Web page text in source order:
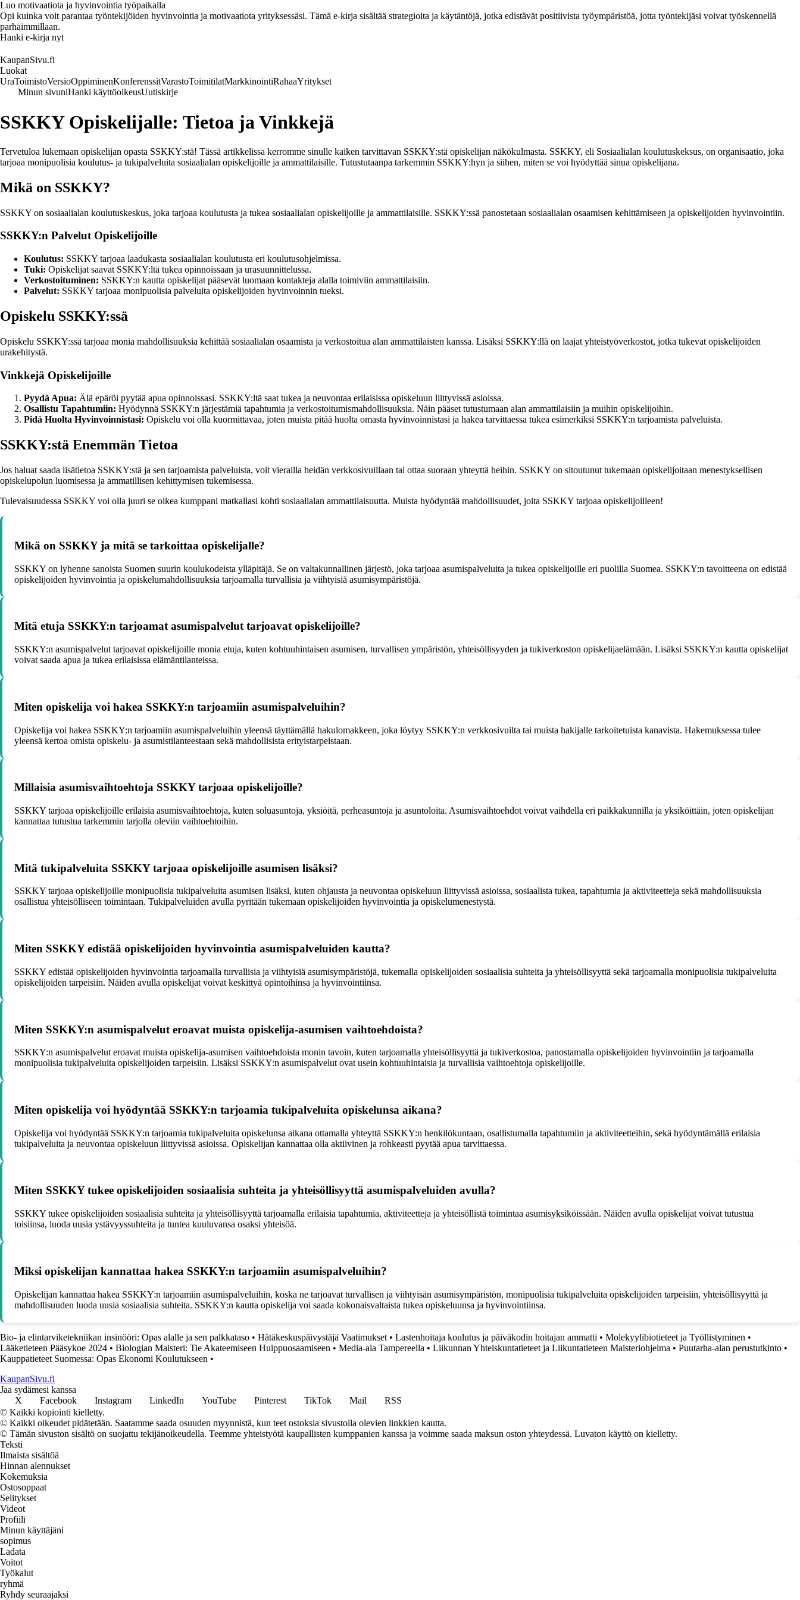
Luo motivaatiota ja hyvinvointia työpaikalla
Opi kuinka voit parantaa työntekijöiden hyvinvointia ja motivaatiota yrityksessäsi. Tämä e-kirja sisältää strategioita ja käytäntöjä, jotka edistävät positiivista työympäristöä, jotta työntekijäsi voivat työskennellä
parhaimmillaan.
Hanki e-kirja nyt
KaupanSivu.fi
Luokat
UraToimistoVersioOppiminenKonferenssitVarastoToimitilatMarkkinointiRahaaYritykset
Minun sivuniHanki käyttöoikeusUutiskirje
SSKKY Opiskelijalle: Tietoa ja Vinkkejä
Tervetuloa lukemaan opiskelijan opasta SSKKY:stä! Tässä artikkelissa kerromme sinulle kaiken tarvittavan SSKKY:stä opiskelijan näkökulmasta. SSKKY, eli Sosiaalialan koulutuskeksus, on organisaatio, joka
tarjoaa monipuolisia koulutus- ja tukipalveluita sosiaalialan opiskelijoille ja ammattilaisille. Tutustutaanpa tarkemmin SSKKY:hyn ja siihen, miten se voi hyödyttää sinua opiskelijana.
Mikä on SSKKY?
SSKKY on sosiaalialan koulutuskeskus, joka tarjoaa koulutusta ja tukea sosiaalialan opiskelijoille ja ammattilaisille. SSKKY:ssä panostetaan sosiaalialan osaamisen kehittämiseen ja opiskelijoiden hyvinvointiin.
SSKKY:n Palvelut Opiskelijoille
Koulutus: SSKKY tarjoaa laadukasta sosiaalialan koulutusta eri koulutusohjelmissa.
Tuki: Opiskelijat saavat SSKKY:ltä tukea opinnoissaan ja urasuunnittelussa.
Verkostoituminen: SSKKY:n kautta opiskelijat pääsevät luomaan kontakteja alalla toimiviin ammattilaisiin.
Palvelut: SSKKY tarjoaa monipuolisia palveluita opiskelijoiden hyvinvoinnin tueksi.
Opiskelu SSKKY:ssä
Opiskelu SSKKY:ssä tarjoaa monia mahdollisuuksia kehittää sosiaalialan osaamista ja verkostoitua alan ammattilaisten kanssa. Lisäksi SSKKY:llä on laajat yhteistyöverkostot, jotka tukevat opiskelijoiden
urakehitystä.
Vinkkejä Opiskelijoille
Pyydä Apua: Älä epäröi pyytää apua opinnoissasi. SSKKY:ltä saat tukea ja neuvontaa erilaisissa opiskeluun liittyvissä asioissa.
Osallistu Tapahtumiin: Hyödynnä SSKKY:n järjestämiä tapahtumia ja verkostoitumismahdollisuuksia. Näin pääset tutustumaan alan ammattilaisiin ja muihin opiskelijoihin.
Pidä Huolta Hyvinvoinnistasi: Opiskelu voi olla kuormittavaa, joten muista pitää huolta omasta hyvinvoinnistasi ja hakea tarvittaessa tukea esimerkiksi SSKKY:n tarjoamista palveluista.
SSKKY:stä Enemmän Tietoa
Jos haluat saada lisätietoa SSKKY:stä ja sen tarjoamista palveluista, voit vierailla heidän verkkosivuillaan tai ottaa suoraan yhteyttä heihin. SSKKY on sitoutunut tukemaan opiskelijoitaan menestyksellisen
opiskelupolun luomisessa ja ammatillisen kehittymisen tukemisessa.
Tulevaisuudessa SSKKY voi olla juuri se oikea kumppani matkallasi kohti sosiaalialan ammattilaisuutta. Muista hyödyntää mahdollisuudet, joita SSKKY tarjoaa opiskelijoilleen!
Mikä on SSKKY ja mitä se tarkoittaa opiskelijalle?
SSKKY on lyhenne sanoista Suomen suurin koulukodeista ylläpitäjä. Se on valtakunnallinen järjestö, joka tarjoaa asumispalveluita ja tukea opiskelijoille eri puolilla Suomea. SSKKY:n tavoitteena on edistää
opiskelijoiden hyvinvointia ja opiskelumahdollisuuksia tarjoamalla turvallisia ja viihtyisiä asumisympäristöjä.
Mitä etuja SSKKY:n tarjoamat asumispalvelut tarjoavat opiskelijoille?
SSKKY:n asumispalvelut tarjoavat opiskelijoille monia etuja, kuten kohtuuhintaisen asumisen, turvallisen ympäristön, yhteisöllisyyden ja tukiverkoston opiskelijaelämään. Lisäksi SSKKY:n kautta opiskelijat
voivat saada apua ja tukea erilaisissa elämäntilanteissa.
Miten opiskelija voi hakea SSKKY:n tarjoamiin asumispalveluihin?
Opiskelija voi hakea SSKKY:n tarjoamiin asumispalveluihin yleensä täyttämällä hakulomakkeen, joka löytyy SSKKY:n verkkosivuilta tai muista hakijalle tarkoitetuista kanavista. Hakemuksessa tulee
yleensä kertoa omista opiskelu- ja asumistilanteestaan sekä mahdollisista erityistarpeistaan.
Millaisia asumisvaihtoehtoja SSKKY tarjoaa opiskelijoille?
SSKKY tarjoaa opiskelijoille erilaisia asumisvaihtoehtoja, kuten soluasuntoja, yksiöitä, perheasuntoja ja asuntoloita. Asumisvaihtoehdot voivat vaihdella eri paikkakunnilla ja yksiköittäin, joten opiskelijan
kannattaa tutustua tarkemmin tarjolla oleviin vaihtoehtoihin.
Mitä tukipalveluita SSKKY tarjoaa opiskelijoille asumisen lisäksi?
SSKKY tarjoaa opiskelijoille monipuolisia tukipalveluita asumisen lisäksi, kuten ohjausta ja neuvontaa opiskeluun liittyvissä asioissa, sosiaalista tukea, tapahtumia ja aktiviteetteja sekä mahdollisuuksia
osallistua yhteisölliseen toimintaan. Tukipalveluiden avulla pyritään tukemaan opiskelijoiden hyvinvointia ja opiskelumenestystä.
Miten SSKKY edistää opiskelijoiden hyvinvointia asumispalveluiden kautta?
SSKKY edistää opiskelijoiden hyvinvointia tarjoamalla turvallisia ja viihtyisiä asumisympäristöjä, tukemalla opiskelijoiden sosiaalisia suhteita ja yhteisöllisyyttä sekä tarjoamalla monipuolisia tukipalveluita
opiskelijoiden tarpeisiin. Näiden avulla opiskelijat voivat keskittyä opintoihinsa ja hyvinvointiinsa.
Miten SSKKY:n asumispalvelut eroavat muista opiskelija-asumisen vaihtoehdoista?
SSKKY:n asumispalvelut eroavat muista opiskelija-asumisen vaihtoehdoista monin tavoin, kuten tarjoamalla yhteisöllisyyttä ja tukiverkostoa, panostamalla opiskelijoiden hyvinvointiin ja tarjoamalla
monipuolisia tukipalveluita opiskelijoiden tarpeisiin. Lisäksi SSKKY:n asumispalvelut ovat usein kohtuuhintaisia ja turvallisia vaihtoehtoja opiskelijoille.
Miten opiskelija voi hyödyntää SSKKY:n tarjoamia tukipalveluita opiskelunsa aikana?
Opiskelija voi hyödyntää SSKKY:n tarjoamia tukipalveluita opiskelunsa aikana ottamalla yhteyttä SSKKY:n henkilökuntaan, osallistumalla tapahtumiin ja aktiviteetteihin, sekä hyödyntämällä erilaisia
tukipalveluita ja neuvontaa opiskeluun liittyvissä asioissa. Opiskelijan kannattaa olla aktiivinen ja rohkeasti pyytää apua tarvittaessa.
Miten SSKKY tukee opiskelijoiden sosiaalisia suhteita ja yhteisöllisyyttä asumispalveluiden avulla?
SSKKY tukee opiskelijoiden sosiaalisia suhteita ja yhteisöllisyyttä tarjoamalla erilaisia tapahtumia, aktiviteetteja ja yhteisöllistä toimintaa asumisyksiköissään. Näiden avulla opiskelijat voivat tutustua
toisiinsa, luoda uusia ystävyyssuhteita ja tuntea kuuluvansa osaksi yhteisöä.
Miksi opiskelijan kannattaa hakea SSKKY:n tarjoamiin asumispalveluihin?
Opiskelijan kannattaa hakea SSKKY:n tarjoamiin asumispalveluihin, koska ne tarjoavat turvallisen ja viihtyisän asumisympäristön, monipuolisia tukipalveluita opiskelijoiden tarpeisiin, yhteisöllisyyttä ja
mahdollisuuden luoda uusia sosiaalisia suhteita. SSKKY:n kautta opiskelija voi saada kokonaisvaltaista tukea opiskeluunsa ja hyvinvointiinsa.
Bio- ja elintarviketekniikan insinööri: Opas alalle ja sen palkkataso • Hätäkeskuspäivystäjä Vaatimukset • Lastenhoitaja koulutus ja päiväkodin hoitajan ammatti • Molekyylibiotieteet ja Työllistyminen •
Lääketieteen Pääsykoe 2024 • Biologian Maisteri: Tie Akateemiseen Huippuosaamiseen • Media-ala Tampereella • Liikunnan Yhteiskuntatieteet ja Liikuntatieteen Maisteriohjelma • Puutarha-alan perustutkinto •
Kauppatieteet Suomessa: Opas Ekonomi Koulutukseen •
KaupanSivu.fi
Jaa sydämesi kanssa
X
Facebook Instagram LinkedIn YouTube Pinterest TikTok Mail
RSS
© Kaikki kopiointi kielletty.
© Kaikki oikeudet pidätetään. Saatamme saada osuuden myynnistä, kun teet ostoksia sivustolla olevien linkkien kautta.
© Tämän sivuston sisältö on suojattu tekijänoikeudella. Teemme yhteistyötä kaupallisten kumppanien kanssa ja voimme saada maksun oston yhteydessä. Luvaton käyttö on kielletty.
Teksti
Ilmaista sisältöä
Hinnan alennukset
Kokemuksia
Ostosoppaat
Selitykset
Videot
Profiili
Minun käyttäjäni
sopimus
Ladata
Voitot
Työkalut
ryhmä
Ryhdy seuraajaksi